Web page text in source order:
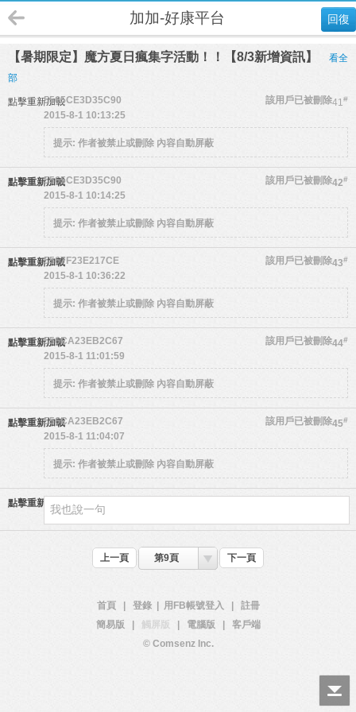
回復
加加-好康平台
【暑期限定】魔方夏日瘋集字活動！！【8/3新增資訊】
看全
部
點擊重新加載 41#
5565CE3D35C90
該用戶已被刪除
2015-8-1 10:13:25
提示: 作者被禁止或刪除 內容自動屏蔽
點擊重新加載 42#
5565CE3D35C90
該用戶已被刪除
2015-8-1 10:14:25
提示: 作者被禁止或刪除 內容自動屏蔽
點擊重新加載 43#
5567F23E217CE
該用戶已被刪除
2015-8-1 10:36:22
提示: 作者被禁止或刪除 內容自動屏蔽
點擊重新加載 44#
556CA23EB2C67
該用戶已被刪除
2015-8-1 11:01:59
提示: 作者被禁止或刪除 內容自動屏蔽
點擊重新加載 45#
556CA23EB2C67
該用戶已被刪除
2015-8-1 11:04:07
提示: 作者被禁止或刪除 內容自動屏蔽
點擊重新加載
上一頁 第9頁 下一頁
首頁 登錄 用FB帳號登入
註冊
簡易版
觸屏版 電腦版
客戶端
© Comsenz Inc.